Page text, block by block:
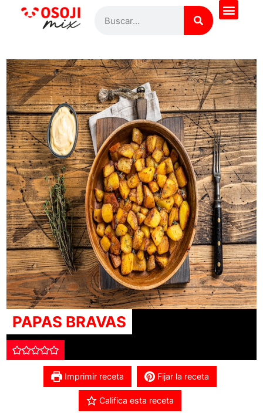
PAPAS BRAVAS
Imprimir receta Fijar la receta
Califica esta receta